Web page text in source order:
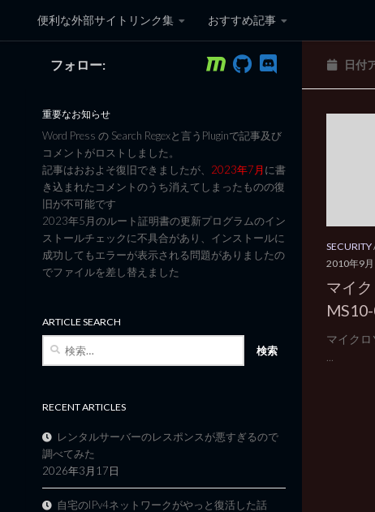
コンテンツへスキップ
便利な外部サイトリンク集 おすすめ記事
黒翼猫のコンピュータ
日付
SECURITY
2010年9
マイ
マイクロ
フォロー:
重要なお知らせ
Word Press の Search Regexと言うPluginで記事及び
コメントがロストしました。
記事はおおよそ復旧できましたが、 2023年7月に書
き込まれたコメントのうち消えてしまったものの復
旧が不可能です
2023年5月のルート証明書の更新プログラムのイン
ストールチェックに不具合があり、インストールに
成功してもエラーが表示される問題がありましたの
でファイルを差し替えました
ARTICLE SEARCH
RECENT ARTICLES
レンタルサーバーのレスポンスが悪すぎるので
調べてみた
2026年3月17日
自宅のIPv4ネットワークがやっと復活した話